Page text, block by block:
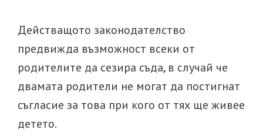
Действащото законодателство
предвижда възможност всеки от
родителите да сезира съда, в случай че
двамата родители не могат да постигнат
съгласие за това при кого от тях ще живее
детето.